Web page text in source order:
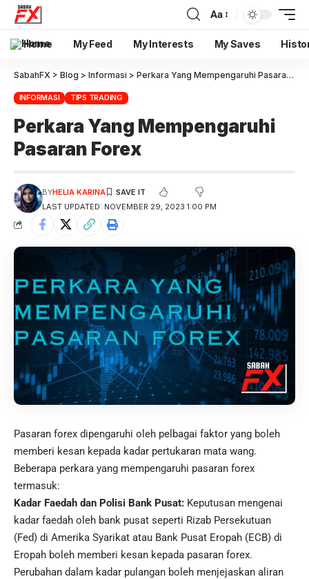
Aa
Home My Feed My Interests My Saves
SabahFX > Blog > Informasi > Perkara Yang Mempengaruhi Pasaran Forex
INFORMASI TIPS TRADING
Perkara Yang Mempengaruhi
Pasaran Forex
LAST UPDATED: NOVEMBER 29, 2023 1:00 PM
BYHELIA KARINA
Pasaran forex dipengaruhi oleh pelbagai faktor yang boleh
memberi kesan kepada kadar pertukaran mata wang.
Beberapa perkara yang mempengaruhi pasaran forex
termasuk:
Kadar Faedah dan Polisi Bank Pusat: Keputusan mengenai
kadar faedah oleh bank pusat seperti Rizab Persekutuan
(Fed) di Amerika Syarikat atau Bank Pusat Eropah (ECB) di
Eropah boleh memberi kesan kepada pasaran forex.
Perubahan dalam kadar pulangan boleh menjejaskan aliran